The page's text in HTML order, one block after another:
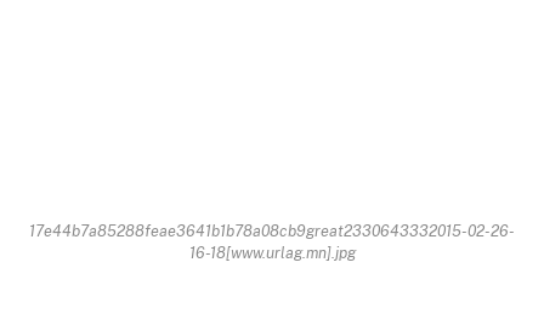
17e44b7a85288feae3641b1b78a08cb9great2330643332015-02-26-
16-18[www.urlag.mn].jpg